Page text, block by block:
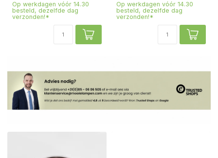
Op werkdagen vóór 14.30
besteld, dezelfde dag
verzonden!*
Op werkdagen vóór 14.30
besteld, dezelfde dag
verzonden!*